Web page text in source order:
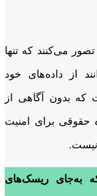
می‌کنند که تنها
از داده‌های خود
که بدون آگاهی از
حقوقی برای امنیت
نیست.
به‌جای ریسک‌های